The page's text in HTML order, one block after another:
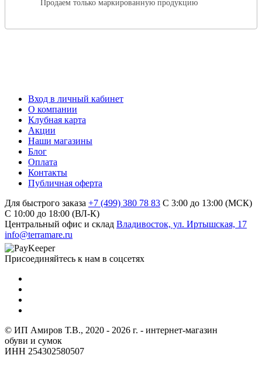
Продаем только маркированную продукцию
Вход в личный кабинет
О компании
Клубная карта
Акции
Наши магазины
Блог
Оплата
Контакты
Публичная оферта
Для быстрого заказа +7 (499) 380 78 83 С 3:00 до 13:00 (МСК)
C 10:00 до 18:00 (ВЛ-К)
Центральный офис и склад Владивосток, ул. Иртышская, 17
info@terramare.ru
Присоединяйтесь к нам в соцсетях
© ИП Амиров Т.В., 2020 - 2026 г. - интернет-магазин
обуви и сумок
ИНН 254302580507